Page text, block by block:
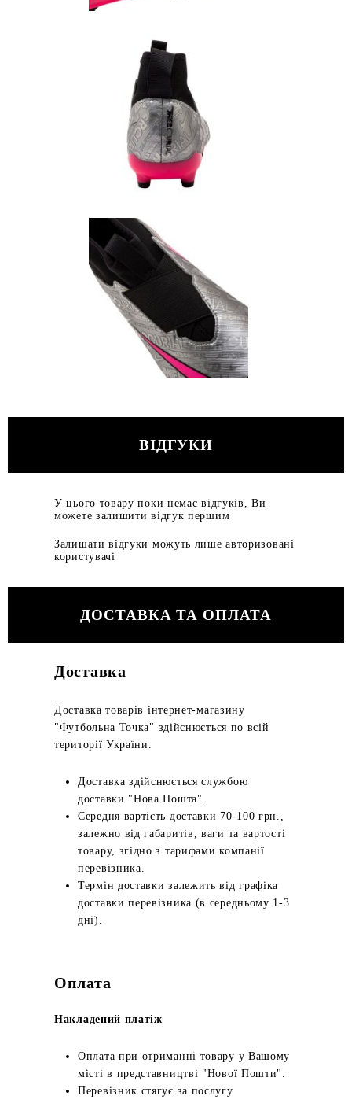
ВІДГУКИ
У цього товару поки немає відгуків, Ви
можете залишити відгук першим
Залишати відгуки можуть лише авторизовані
користувачі
ДОСТАВКА ТА ОПЛАТА
Доставка
Доставка товарів інтернет-магазину
"Футбольна Точка" здійснюється по всій
території України.
Доставка здійснюється службою
доставки "Нова Пошта".
Середня вартість доставки 70-100 грн.,
залежно від габаритів, ваги та вартості
товару, згідно з тарифами компанії
перевізника.
Термін доставки залежить від графіка
доставки перевізника (в середньому 1-3
дні).
Оплата
Накладений платіж
Оплата при отриманні товару у Вашому
місті в представництві "Нової Пошти".
Перевізник стягує за послугу